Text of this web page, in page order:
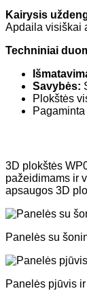
Kairysis
Apdaila visiškai
Techniniai
Savybės:
Plokštės
3D plokštės
pažeidimams ir
apsaugos 3D
Panelės su
Panelės pjūvis